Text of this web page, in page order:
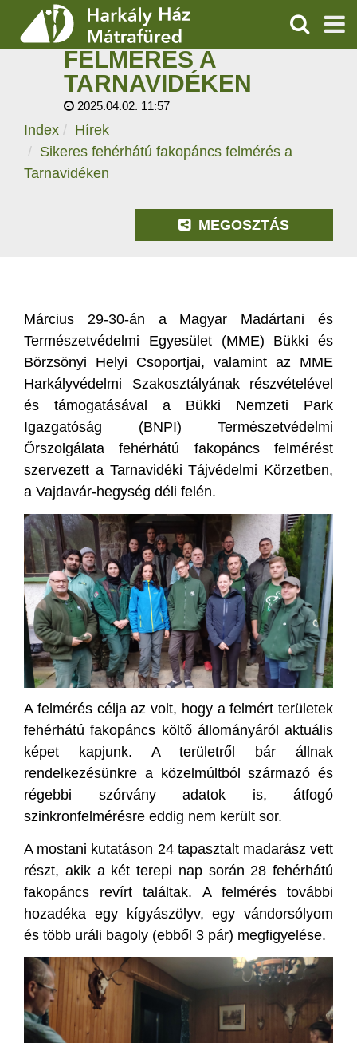
SZOLGÁLTATÁSOK
PROGRAMOK
HÍREK
KERESÉS
SIKERES FEHÉRHÁTÚ
FAKOPÁNCS
FELMÉRÉS A
TARNAVIDÉKEN
2025.04.02. 11:57
Index
Hírek
Sikeres fehérhátú fakopáncs felmérés a
Tarnavidéken
MEGOSZTÁS
Március 29-30-án a Magyar Madártani és
Természetvédelmi Egyesület (MME) Bükki és
Börzsönyi Helyi Csoportjai, valamint az MME
Harkályvédelmi Szakosztályának részvételével
és támogatásával a Bükki Nemzeti Park
Igazgatóság (BNPI) Természetvédelmi
Őrszolgálata fehérhátú fakopáncs felmérést
szervezett a Tarnavidéki Tájvédelmi Körzetben,
a Vajdavár-hegység déli felén.
A felmérés célja az volt, hogy a felmért területek
fehérhátú fakopáncs költő állományáról aktuális
képet kapjunk. A területről bár állnak
rendelkezésünkre a közelmúltból származó és
régebbi szórvány adatok is, átfogó
szinkronfelmérésre eddig nem került sor.
A mostani kutatáson 24 tapasztalt madarász vett
részt, akik a két terepi nap során 28 fehérhátú
fakopáncs revírt találtak. A felmérés további
hozadéka egy kígyászölyv, egy vándorsólyom
és több uráli bagoly (ebből 3 pár) megfigyelése.